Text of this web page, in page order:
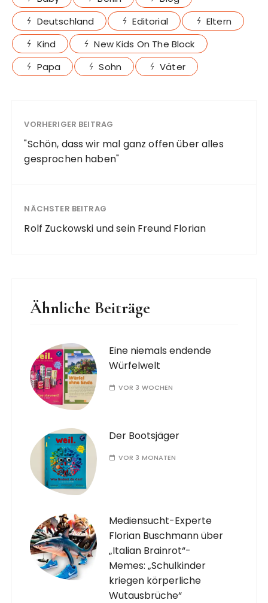
Deutschland
Editorial
Eltern
Kind
New Kids On The Block
Papa
Sohn Väter
VORHERIGER BEITRAG
"Schön, dass wir mal ganz offen über alles
gesprochen haben"
NÄCHSTER BEITRAG
Rolf Zuckowski und sein Freund Florian
Ähnliche Beiträge
Eine niemals endende
Würfelwelt
VOR 3 WOCHEN
Der Bootsjäger
VOR 3 MONATEN
Mediensucht-Experte
Florian Buschmann über
„Italian Brainrot“-
Memes: „Schulkinder
kriegen körperliche
Wutausbrüche“